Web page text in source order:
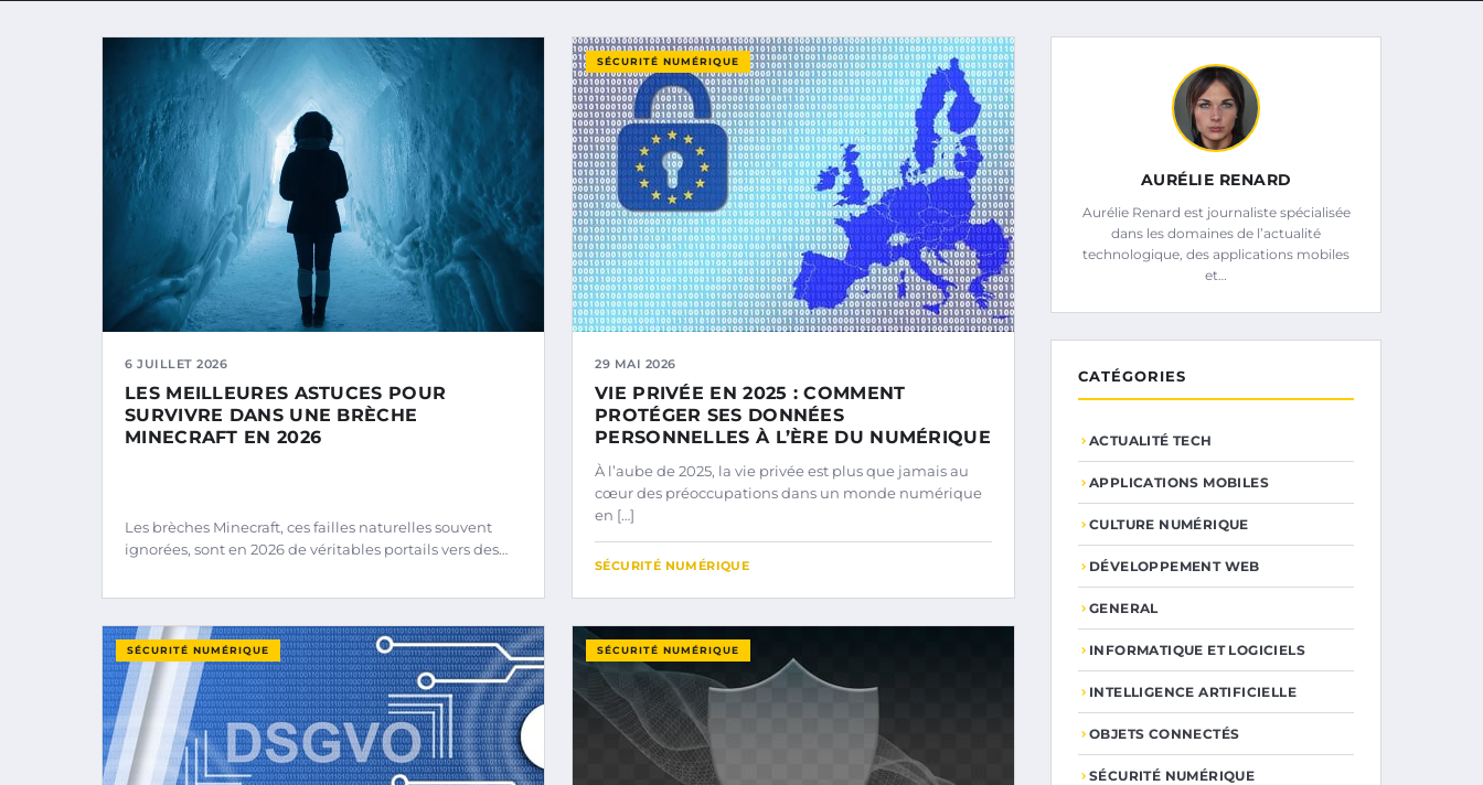
6 JUILLET 2026
LES MEILLEURES ASTUCES POUR
SURVIVRE DANS UNE BRÈCHE
MINECRAFT EN 2026
Les brèches Minecraft, ces failles naturelles souvent
ignorées, sont en 2026 de véritables portails vers des…
SÉCURITÉ NUMÉRIQUE
29 MAI 2026
VIE PRIVÉE EN 2025 : COMMENT
PROTÉGER SES DONNÉES
PERSONNELLES À L’ÈRE DU NUMÉRIQUE
À l’aube de 2025, la vie privée est plus que jamais au
cœur des préoccupations dans un monde numérique
en […]
SÉCURITÉ NUMÉRIQUE
SÉCURITÉ NUMÉRIQUE SÉCURITÉ NUMÉRIQUE
AURÉLIE RENARD
Aurélie Renard est journaliste spécialisée
dans les domaines de l’actualité
technologique, des applications mobiles
et…
CATÉGORIES
ACTUALITÉ TECH
APPLICATIONS MOBILES
CULTURE NUMÉRIQUE
DÉVELOPPEMENT WEB
GENERAL
INFORMATIQUE ET LOGICIELS
INTELLIGENCE ARTIFICIELLE
OBJETS CONNECTÉS
SÉCURITÉ NUMÉRIQUE